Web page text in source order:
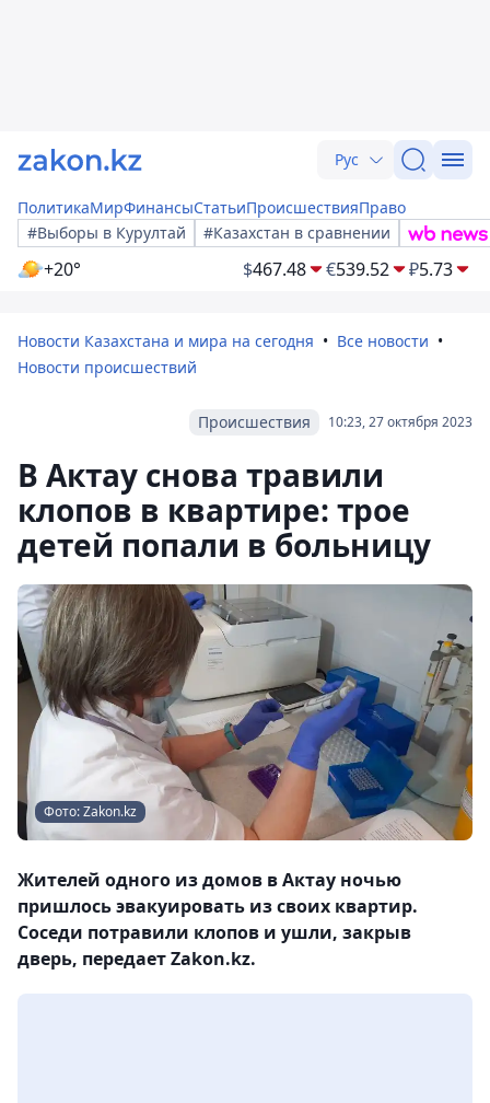
Рус
ПолитикаМирФинансыСтатьиПроисшествияПраво
#Выборы в Курултай
#Казахстан в сравнении
+20° $467.48 €539.52 ₽5.73
Новости Казахстана и мира на сегодня
Все новости
Новости происшествий
10:23, 27 октября 2023
Происшествия
В Актау снова травили
клопов в квартире: трое
детей попали в больницу
Фото: Zakon.kz
Жителей одного из домов в Актау ночью
пришлось эвакуировать из своих квартир.
Соседи потравили клопов и ушли, закрыв
дверь, передает Zakon.kz.